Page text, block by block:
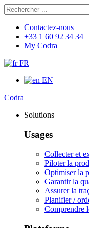
Rechercher
Contactez-nous
+33 1 60 92 34 34
My Codra
FR
EN
Codra
Solutions
Usages
Collecter et
Piloter la
Optimiser la
Garantir la
Assurer la
Planifier /
Comprendre